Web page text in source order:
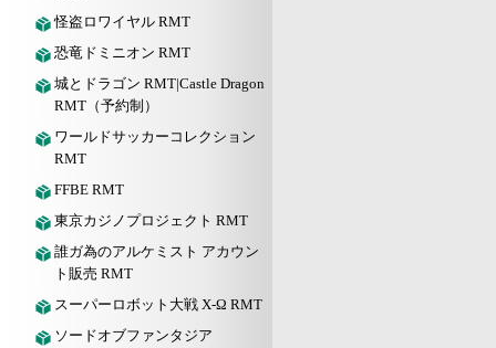
怪盗ロワイヤル RMT
恐竜ドミニオン RMT
城とドラゴン RMT|Castle Dragon
RMT（予約制）
ワールドサッカーコレクション
RMT
FFBE RMT
東京カジノプロジェクト RMT
誰ガ為のアルケミスト アカウン
ト販売 RMT
スーパーロボット大戦 X-Ω RMT
ソードオブファンタジア